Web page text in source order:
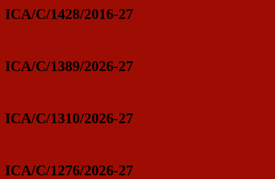
ICA/C/1428/2016-27
ICA/C/1389/2026-27
ICA/C/1310/2026-27
ICA/C/1276/2026-27